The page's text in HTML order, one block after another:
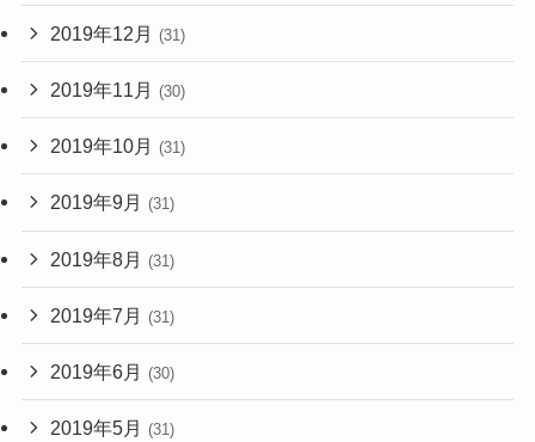
2019年12月 (31)
2019年11月 (30)
2019年10月 (31)
2019年9月 (31)
2019年8月 (31)
2019年7月 (31)
2019年6月 (30)
2019年5月 (31)